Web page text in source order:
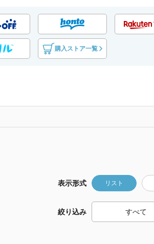
購入ストア一覧
表示形式 リスト
絞り込み